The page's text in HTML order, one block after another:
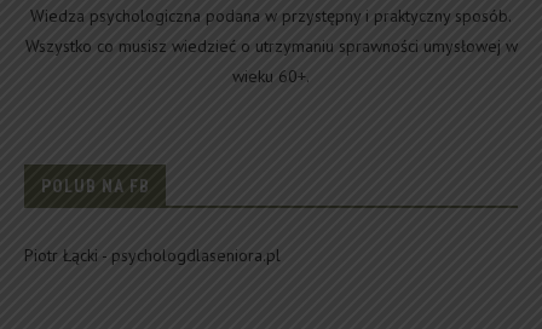
Wiedza psychologiczna podana w przystępny i praktyczny sposób.
Wszystko co musisz wiedzieć o utrzymaniu sprawności umysłowej w
wieku 60+.
POLUB NA FB
Piotr Łącki - psychologdlaseniora.pl